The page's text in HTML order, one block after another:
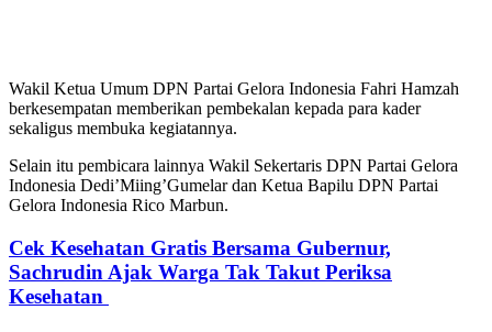
Wakil Ketua Umum DPN Partai Gelora Indonesia Fahri Hamzah
berkesempatan memberikan pembekalan kepada para kader
sekaligus membuka kegiatannya.
Selain itu pembicara lainnya Wakil Sekertaris DPN Partai Gelora
Indonesia Dedi’Miing’Gumelar dan Ketua Bapilu DPN Partai
Gelora Indonesia Rico Marbun.
Cek Kesehatan Gratis Bersama Gubernur,
Sachrudin Ajak Warga Tak Takut Periksa
Kesehatan